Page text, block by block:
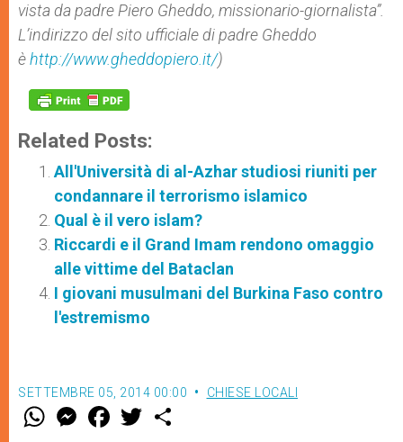
vista da padre Piero Gheddo, missionario-giornalista”.
L’indirizzo del sito ufficiale di padre Gheddo
èhttp://www.gheddopiero.it/)
Related Posts:
All'Università di al-Azhar studiosi riuniti per
condannare il terrorismo islamico
Qual è il vero islam?
Riccardi e il Grand Imam rendono omaggio
alle vittime del Bataclan
I giovani musulmani del Burkina Faso contro
l'estremismo
SETTEMBRE 05, 2014 00:00 CHIESE LOCALI
W M
e
F
a w